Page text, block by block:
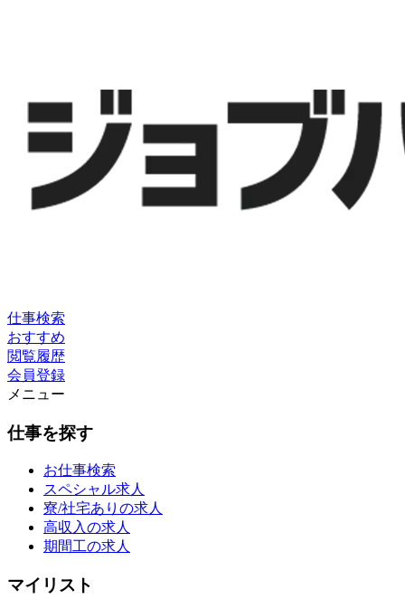
仕事検索
おすすめ
閲覧履歴
会員登録
メニュー
仕事を探す
お仕事検索
スペシャル求人
寮/社宅ありの求人
高収入の求人
期間工の求人
マイリスト